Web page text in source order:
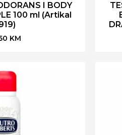
I BODY
100 ml (Artikal
KM